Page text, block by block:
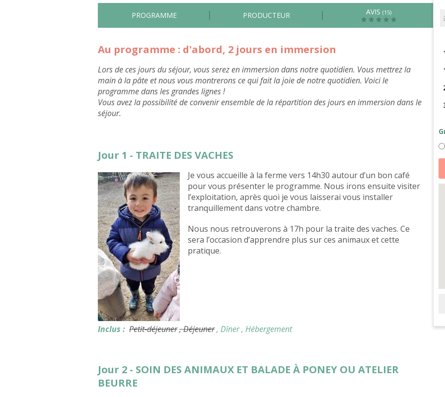
PROGRAMME PRODUCTEUR AVIS(15)
Au programme : d'abord, 2 jours en immersion
Lors de ces jours du séjour, vous serez en immersion dans notre quotidien. Vous mettrez la
main à la pâte et nous vous montrerons ce qui fait la joie de notre quotidien. Voici le
programme dans les grandes lignes !
Vous avez la possibilité de convenir ensemble de la répartition des jours en immersion dans le
séjour.
Jour 1 - TRAITE DES VACHES
Je vous accueille à la ferme vers 14h30 autour d’un bon café
pour vous présenter le programme. Nous irons ensuite visiter
l’exploitation, après quoi je vous laisserai vous installer
tranquillement dans votre chambre.
Nous nous retrouverons à 17h pour la traite des vaches. Ce
sera l’occasion d’apprendre plus sur ces animaux et cette
pratique.
Inclus : Petit-déjeuner, Déjeuner, Dîner, Hébergement
Jour 2 - SOIN DES ANIMAUX ET BALADE À PONEY OU ATELIER
BEURRE